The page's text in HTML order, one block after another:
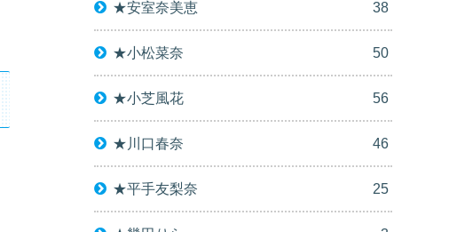
★安室奈美恵 38
★小松菜奈 50
★小芝風花 56
★川口春奈 46
★平手友梨奈 25